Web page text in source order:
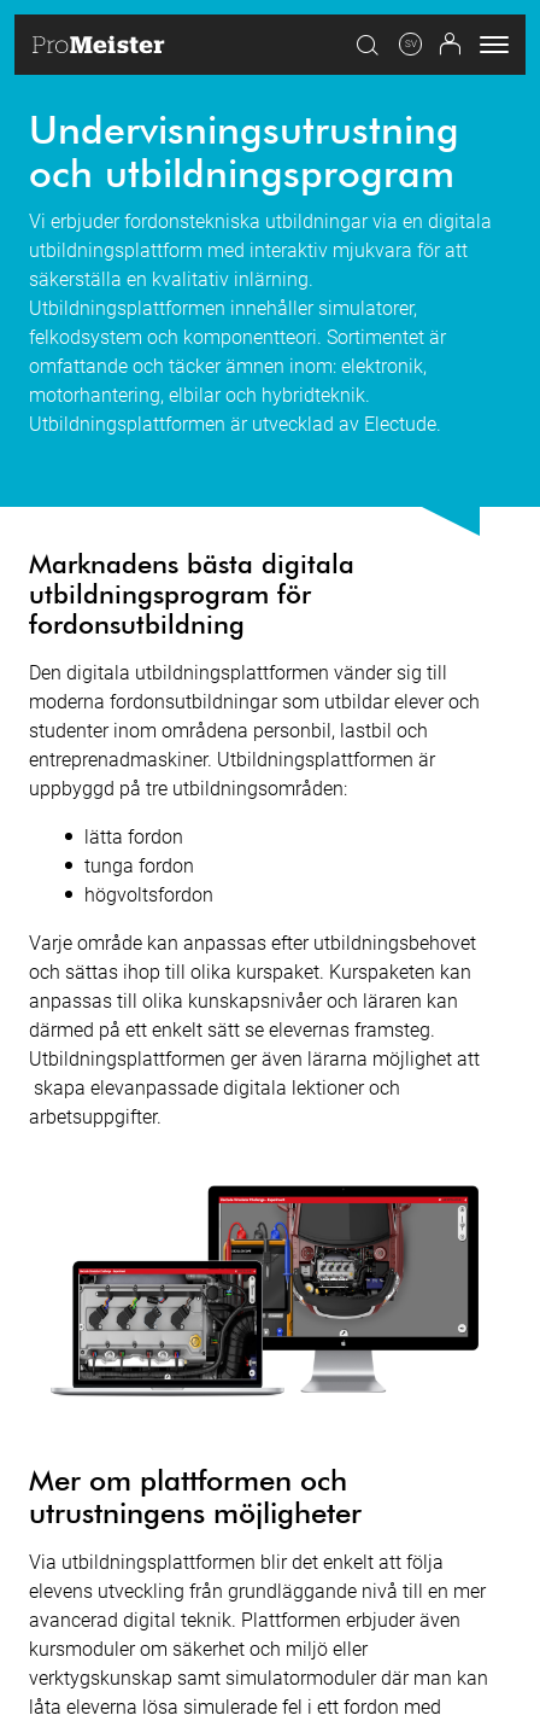
SV
Undervisningsutrustning
och utbildningsprogram
Vi erbjuder fordonstekniska utbildningar via en digitala
utbildningsplattform med interaktiv mjukvara för att
säkerställa en kvalitativ inlärning.
Utbildningsplattformen innehåller simulatorer,
felkodsystem och komponentteori. Sortimentet är
omfattande och täcker ämnen inom: elektronik,
motorhantering, elbilar och hybridteknik.
Utbildningsplattformen är utvecklad av Electude.
Marknadens bästa digitala
utbildningsprogram för
fordonsutbildning
Den digitala utbildningsplattformen vänder sig till
moderna fordonsutbildningar som utbildar elever och
studenter inom områdena personbil, lastbil och
entreprenadmaskiner. Utbildningsplattformen är
uppbyggd på tre utbildningsområden:
lätta fordon
tunga fordon
högvoltsfordon
Varje område kan anpassas efter utbildningsbehovet
och sättas ihop till olika kurspaket. Kurspaketen kan
anpassas till olika kunskapsnivåer och läraren kan
därmed på ett enkelt sätt se elevernas framsteg.
Utbildningsplattformen ger även lärarna möjlighet att
skapa elevanpassade digitala lektioner och
arbetsuppgifter.
Mer om plattformen och
utrustningens möjligheter
Via utbildningsplattformen blir det enkelt att följa
elevens utveckling från grundläggande nivå till en mer
avancerad digital teknik. Plattformen erbjuder även
kursmoduler om säkerhet och miljö eller
verktygskunskap samt simulatormoduler där man kan
låta eleverna lösa simulerade fel i ett fordon med